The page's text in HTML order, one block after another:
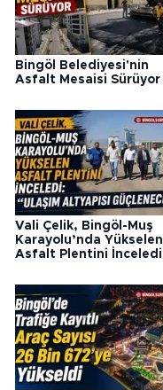
Bingöl Belediyesi'nin
Asfalt Mesaisi Sürüyor
Vali Çelik, Bingöl-Muş
Karayolu’nda Yükselen
Asfalt Plentini İnceledi